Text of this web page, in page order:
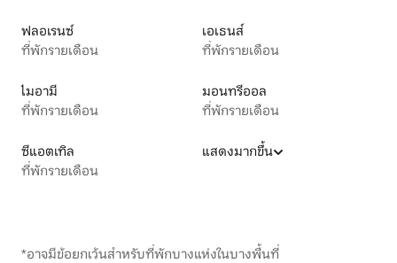
ฟลอเรนซ์
ที่พักรายเดือน
เอเธนส์
ที่พักรายเดือน
ไมอามี
ที่พักรายเดือน
มอนทรีออล
ที่พักรายเดือน
ซีแอตเทิล
ที่พักรายเดือน
แสดงมากขึ้น
*อาจมีข้อยกเว้นสำหรับที่พักบางแห่งในบางพื้นที่